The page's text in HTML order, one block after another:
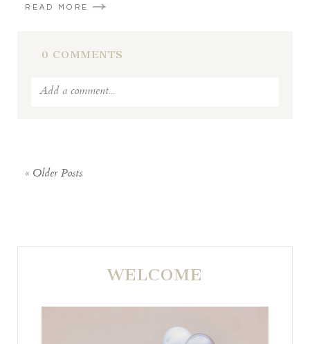
READ MORE
0 COMMENTS
Add a comment...
POST COMMENT
« Older Posts
WELCOME